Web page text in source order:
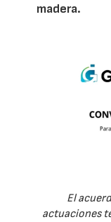
madera.
El
actuaciones